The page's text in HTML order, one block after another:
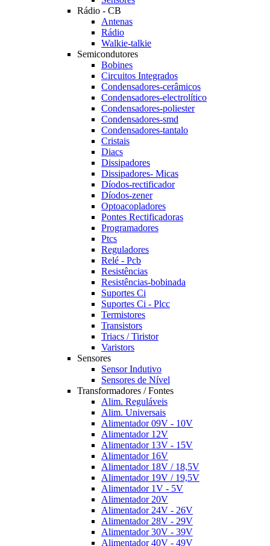
Rádio - CB
Antenas
Rádio
Walkie-talkie
Semicondutores
Bobines
Circuitos Integrados
Condensadores-cerâmicos
Condensadores-electrolítico
Condensadores-poliester
Condensadores-smd
Condensadores-tantalo
Cristais
Diacs
Dissipadores
Dissipadores- Micas
Díodos-rectificador
Díodos-zener
Optoacopladores
Pontes Rectificadoras
Programadores
Ptcs
Reguladores
Relé - Pcb
Resistências
Resistências-bobinada
Suportes Ci
Suportes Ci - Plcc
Termistores
Transistors
Triacs / Tiristor
Varistors
Sensores
Sensor Indutivo
Sensores de Nível
Transformadores / Fontes
Alim. Reguláveis
Alim. Universais
Alimentador 09V - 10V
Alimentador 12V
Alimentador 13V - 15V
Alimentador 16V
Alimentador 18V / 18,5V
Alimentador 19V / 19,5V
Alimentador 1V - 5V
Alimentador 20V
Alimentador 24V - 26V
Alimentador 28V - 29V
Alimentador 30V - 39V
Alimentador 40V - 49V